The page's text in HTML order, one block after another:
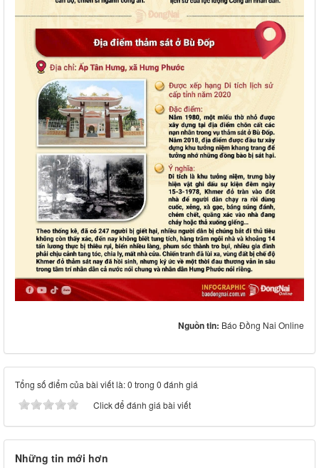
Nguồn tin: Báo Đồng Nai Online
Tổng số điểm của bài viết là: 0 trong 0 đánh giá
Click để đánh giá bài viết
Những tin mới hơn